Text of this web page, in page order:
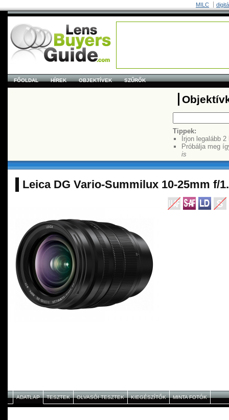
MILC
FŐOLDAL HÍREK OBJEKTÍVEK SZŰRŐK
Tippek:
Írjon legalább
Próbálja meg
is
Leica DG Vario-Summilux 10-25mm f/
ADATLAP TESZTEK OLVASÓI TESZTEK KIEGÉSZÍTŐK MINTA FOTÓK